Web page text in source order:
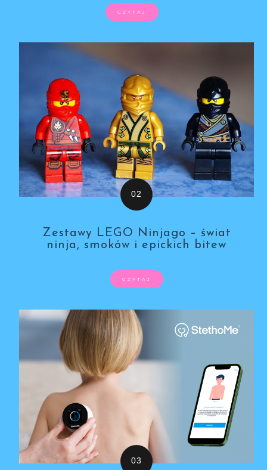
CZYTAJ
Zestawy LEGO Ninjago – świat
ninja, smoków i epickich bitew
CZYTAJ